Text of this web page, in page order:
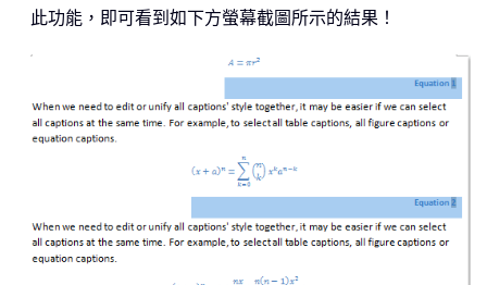
此功能，即可看到如下方螢幕截圖所示的結果！